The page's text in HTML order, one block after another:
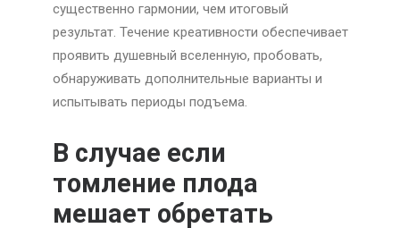
существенно гармонии, чем итоговый
результат. Течение креативности обеспечивает
проявить душевный вселенную, пробовать,
обнаруживать дополнительные варианты и
испытывать периоды подъема.
В случае если
томление плода
мешает обретать